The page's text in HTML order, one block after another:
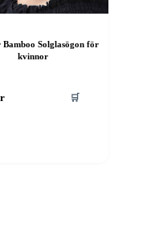
Bamboo Solglasögon för
kvinnor
🛒